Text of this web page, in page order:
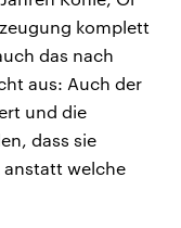
komplett
das nach
aus: Auch der
und die
dass sie
anstatt welche